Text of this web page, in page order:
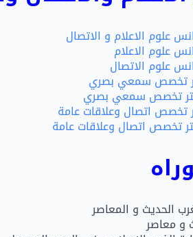
علوم الاعلام و الاتصال
علوم الاعلام
علوم الاتصال
تخصص سمعي بصري
تخصص سمعي بصري
تخصص اتصال وعلاقات عامة
تخصص اتصال وعلاقات عامة
الحديث و المعاصر
و معاصر